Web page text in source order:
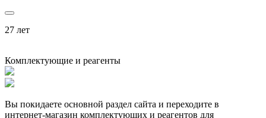
27 лет
Комплектующие и реагенты
Вы покидаете основной раздел сайта и переходите в
интернет-магазин комплектующих и реагентов для